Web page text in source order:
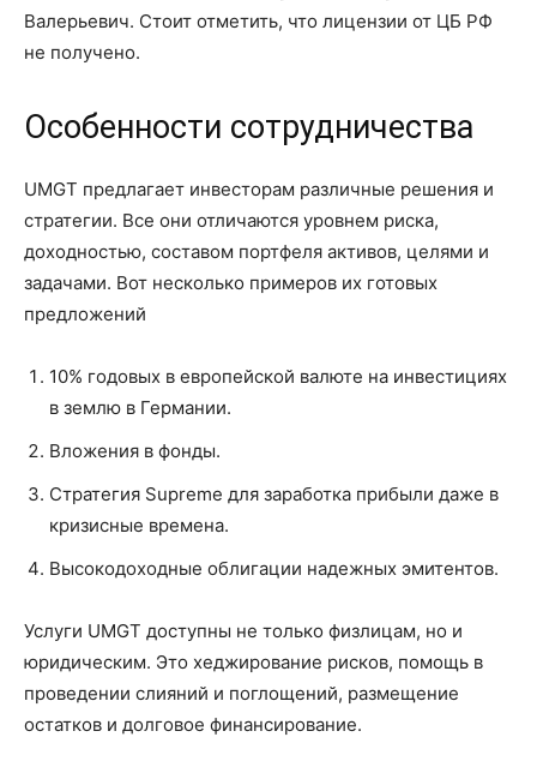
Валерьевич. Стоит отметить, что лицензии от ЦБ РФ
не получено.
Особенности сотрудничества
UMGT предлагает инвесторам различные решения и
стратегии. Все они отличаются уровнем риска,
доходностью, составом портфеля активов, целями и
задачами. Вот несколько примеров их готовых
предложений
10% годовых в европейской валюте на инвестициях
в землю в Германии.
Вложения в фонды.
Стратегия Supreme для заработка прибыли даже в
кризисные времена.
Высокодоходные облигации надежных эмитентов.
Услуги UMGT доступны не только физлицам, но и
юридическим. Это хеджирование рисков, помощь в
проведении слияний и поглощений, размещение
остатков и долговое финансирование.